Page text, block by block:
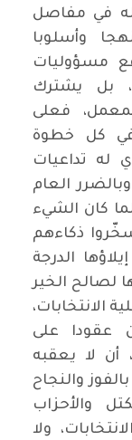
في مفاصل
وأسلوبا
مسؤوليات
بل يشترك
فعلى
في كل خطوة
له تداعيات
العام
كان الشيء
ذكاءهم
الدرجة
لصالح الخير
الانتخابات،
عقودا على
أن لا يعقبه
والنجاح
والأحزاب
ولا